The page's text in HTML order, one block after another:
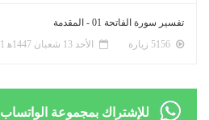
تفسير سورة الفاتحة 01 - المقدمة
الأحد 13 شعبان 1447ﻫ 1-2-2026م
للإشتراك بمجموعة الواتساب